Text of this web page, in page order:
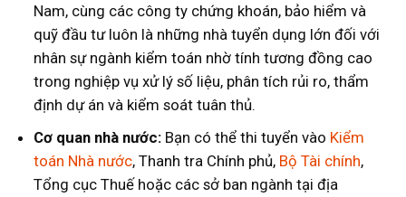
Nam, cùng các công ty chứng khoán, bảo hiểm và
quỹ đầu tư luôn là những nhà tuyển dụng lớn đối với
nhân sự ngành kiểm toán nhờ tính tương đồng cao
trong nghiệp vụ xử lý số liệu, phân tích rủi ro, thẩm
định dự án và kiểm soát tuân thủ.
Cơ quan nhà nước:Bạn có thể thi tuyển vào Kiểm
toán Nhà nước, Thanh tra Chính phủ, Bộ Tài chính,
Tổng cục Thuế hoặc các sở ban ngành tại địa